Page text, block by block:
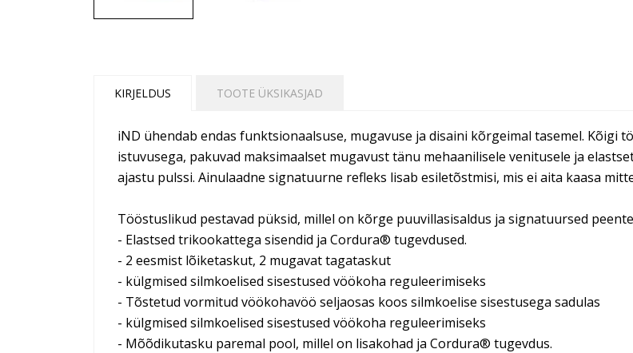
KIRJELDUS TOOTE ÜKSIKASJAD
iND ühendab endas funktsionaalsuse, mugavuse ja disaini kõrgeimal tasemel. Kõigi
istuvusega, pakuvad maksimaalset mugavust tänu mehaanilisele venitusele ja
ajastu pulssi. Ainulaadne signatuurne refleks lisab esiletõstmisi, mis ei aita kaasa
Tööstuslikud pestavad püksid, millel on kõrge puuvillasisaldus ja signatuursed
- Elastsed trikookattega sisendid ja Cordura® tugevdused.
- 2 eesmist lõiketaskut, 2 mugavat tagataskut
- külgmised silmkoelised sisestused vöökoha reguleerimiseks
- Tõstetud vormitud vöökohavöö seljaosas koos silmkoelise sisestusega sadulas
- külgmised silmkoelised sisestused vöökoha reguleerimiseks
- Mõõdikutasku paremal pool, millel on lisakohad ja Cordura® tugevdus.